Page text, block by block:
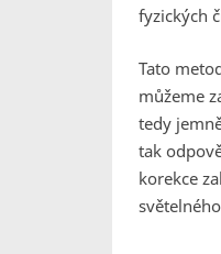
fyzických
Tato
můžeme
tedy
tak
korekce